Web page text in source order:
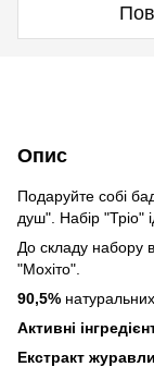
Опис
Подаруйте собі
душ". Набір "Тріо"
До складу набору
"Мохіто".
90,5%
Активні
Екстракт